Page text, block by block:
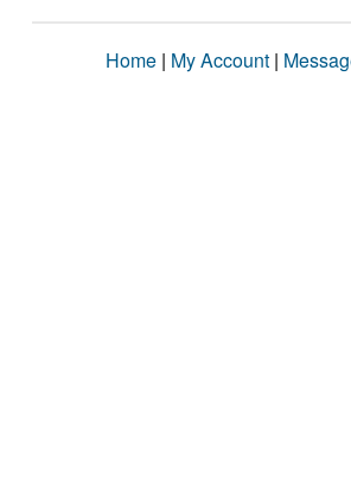
Home | My Account |